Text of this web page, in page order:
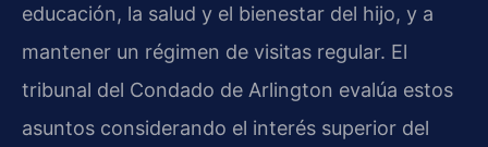
educación, la salud y el bienestar del hijo, y a
mantener un régimen de visitas regular. El
tribunal del Condado de Arlington evalúa estos
asuntos considerando el interés superior del